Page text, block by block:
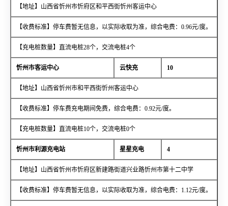
【地址】山西省忻州市忻府区和平西街忻州客运中心
【收费标准】停车费暂无信息，以实际收取为准，综合电费：0.96元/度。
【充电桩数量】直流电桩28个，交流电桩4个
忻州市客运中心 云快充 10
【地址】山西省忻州市和平西街忻州客运中心
【收费标准】停车费充电期间免费，综合电费：0.92元/度。
【充电桩数量】直流电桩10个，交流电桩0个
忻州市利源充电站 星星充电 4
【地址】山西省忻州市忻府区新建路街道兴业路忻州市第十二中学
【收费标准】停车费暂无信息，以实际收取为准，综合电费：1.12元/度。